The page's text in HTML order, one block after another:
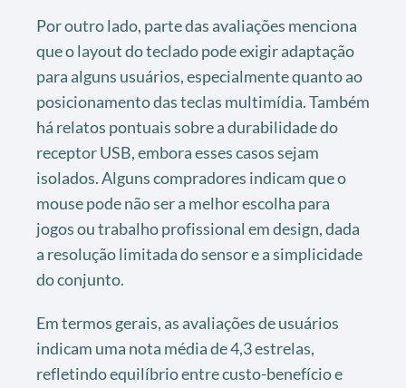
Por outro lado, parte das avaliações menciona
que o layout do teclado pode exigir adaptação
para alguns usuários, especialmente quanto ao
posicionamento das teclas multimídia. Também
há relatos pontuais sobre a durabilidade do
receptor USB, embora esses casos sejam
isolados. Alguns compradores indicam que o
mouse pode não ser a melhor escolha para
jogos ou trabalho profissional em design, dada
a resolução limitada do sensor e a simplicidade
do conjunto.
Em termos gerais, as avaliações de usuários
indicam uma nota média de 4,3 estrelas,
refletindo equilíbrio entre custo-benefício e